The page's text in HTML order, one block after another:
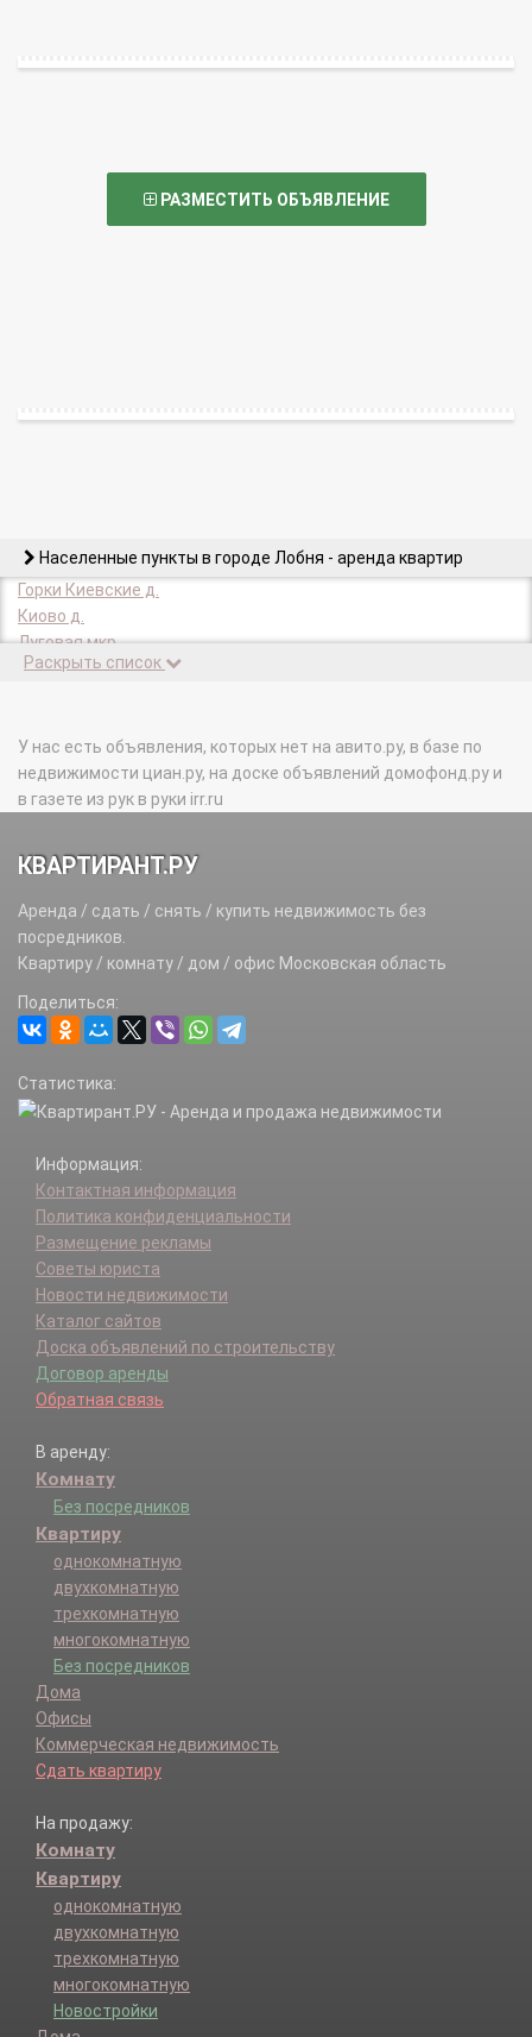
РАЗМЕСТИТЬ ОБЪЯВЛЕНИЕ
Населенные пункты в городе Лобня - аренда квартир
Горки Киевские д.
Киово д.
Луговая мкр.
Нестериха д.
Раскрыть список
У нас есть объявления, которых нет на авито.ру, в базе по
недвижимости циан.ру, на доске объявлений домофонд.ру и
в газете из рук в руки irr.ru
КВАРТИРАНТ.РУ
Аренда / сдать / снять / купить недвижимость без
посредников.
Квартиру / комнату / дом / офис Московская область
Поделиться:
Статистика:
Информация:
Контактная информация
Политика конфиденциальности
Размещение рекламы
Советы юриста
Новости недвижимости
Каталог сайтов
Доска объявлений по строительству
Договор аренды
Обратная связь
В аренду:
Комнату
Без посредников
Квартиру
однокомнатную
двухкомнатную
трехкомнатную
многокомнатную
Без посредников
Дома
Офисы
Коммерческая недвижимость
Сдать квартиру
На продажу:
Комнату
Квартиру
однокомнатную
двухкомнатную
трехкомнатную
многокомнатную
Новостройки